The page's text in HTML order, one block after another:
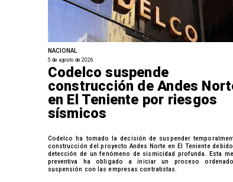
NACIONAL
5 de agosto de 2026
Codelco suspende
construcción de Andes
en El Teniente por riesgos
sísmicos
Codelco ha tomado la decisión de suspender
construcción del proyecto Andes Norte en El Teniente
detección de un fenómeno de sismicidad profunda. Esta
preventiva ha obligado a iniciar un proceso
suspensión con las empresas contratistas.